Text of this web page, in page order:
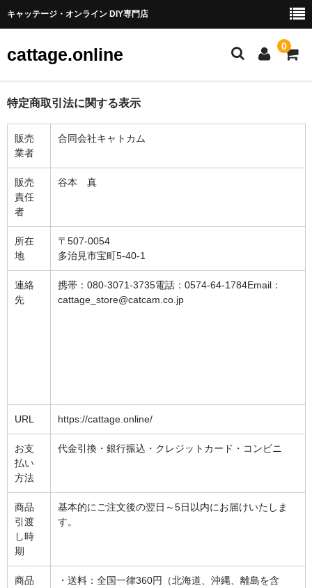
キャッテージ・オンライン DIY専門店
cattage.online 0
部品・パーツ
チューブ
コネクタ端子
電源
アーケードスイッチ
ヒューズ
リニアガイド
材料
アルミ板
鉄板
特定商取引法に関する表示
販売
業者
合同会社キャトカム
販売
責任
者
谷本 真
所在
地
〒507-0054
多治見市宝町5-40-1
連絡
先
携帯：080-3071-3735電話：0574-64-1784Email：
cattage_store@catcam.co.jp
URL https://cattage.online/
お支
払い
方法
代金引換・銀行振込・クレジットカード・コンビニ
商品
引渡
し時
期
基本的にご注文後の翌日～5日以内にお届けいたしま
す。
商品
・送料：全国一律360円（北海道、沖縄、離島を含